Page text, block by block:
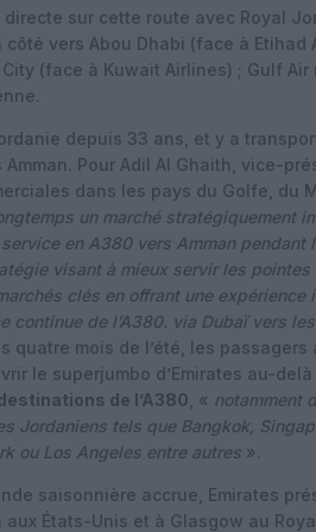
sur cette route avec Royal
vers Abou Dhabi (face à Etihad
(face à Kuwait Airlines) ; Gulf Air
depuis 33 ans, et y a
Pour Adil Al Ghaith, vice-
dans les pays du Golfe, du
un marché stratégiquement
en A380 vers Amman pendant
visant à mieux servir les pointes
clés en offrant une expérience
continue de l’A380. via Dubaï vers
quatre mois de l’été, les passagers
le superjumbo d’Emirates au-
de l’A380 , « notamment
Jordaniens tels que Bangkok,
ou Los Angeles entre autres ».
saisonnière accrue, Emirates
États-Unis et à Glasgow au